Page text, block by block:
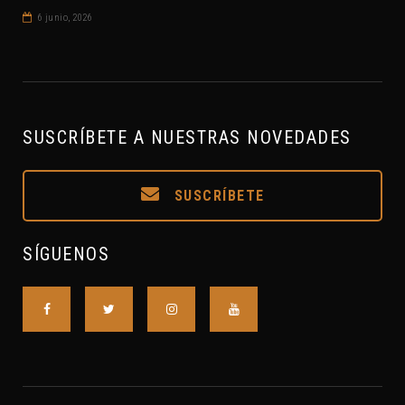
6 junio, 2026
SUSCRÍBETE A NUESTRAS NOVEDADES
SUSCRÍBETE
SÍGUENOS